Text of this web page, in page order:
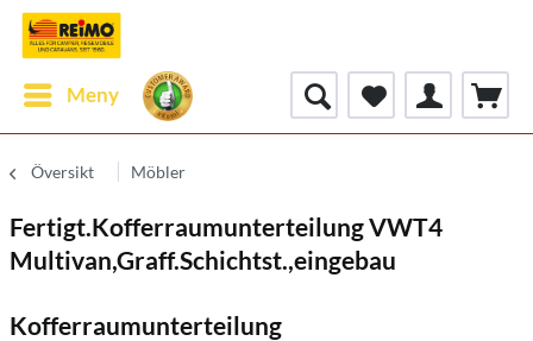
Meny
Översikt Möbler
Fertigt.Kofferraumunterteilung VWT4
Multivan,Graff.Schichtst.,eingebau
Kofferraumunterteilung